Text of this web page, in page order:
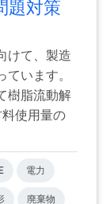
題対策
けて、製造
います。
樹脂流動解
使用量の
電力
廃棄物